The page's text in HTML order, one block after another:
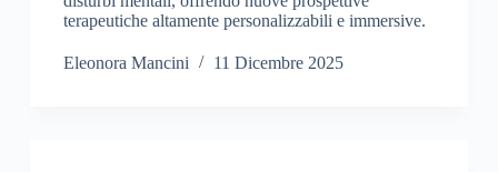
terapeutiche altamente personalizzabili e immersive.
Eleonora Mancini 11 Dicembre 2025